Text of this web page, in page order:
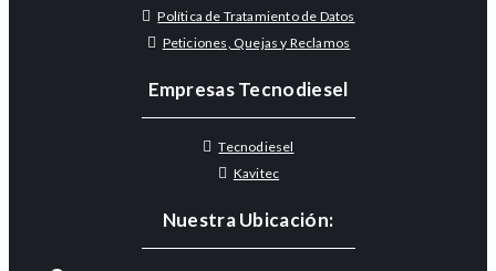
Política de Tratamiento de Datos
Peticiones, Quejas y Reclamos
Empresas Tecnodiesel
Tecnodiesel
Kavitec
Nuestra Ubicación: